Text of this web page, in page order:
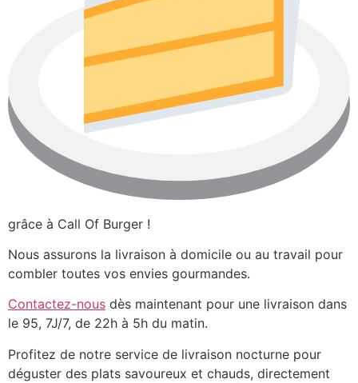
grâce à Call Of Burger !
Nous assurons la livraison à domicile ou au travail pour
combler toutes vos envies gourmandes.
Contactez-nous dès maintenant pour une livraison dans
le 95, 7J/7, de 22h à 5h du matin.
Profitez de notre service de livraison nocturne pour
déguster des plats savoureux et chauds, directement